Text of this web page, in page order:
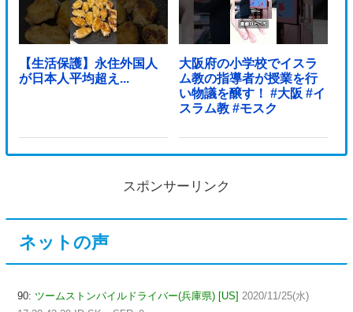
【生活保護】永住外国人
が日本人平均超え...
大阪府の小学校でイスラ
ム教の指導者が授業を行
い物議を醸す！ #大阪 #イ
スラム教 #モスク
スポンサーリンク
ネットの声
90: ツームストンパイルドライバー(兵庫県) [US] 2020/11/25(水)